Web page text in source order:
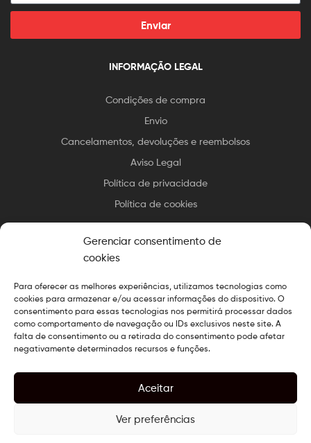
Gerenciar consentimento de
cookies
Para oferecer as melhores experiências, utilizamos tecnologias como
cookies para armazenar e/ou acessar informações do dispositivo. O
consentimento para essas tecnologias nos permitirá processar dados
como comportamento de navegação ou IDs exclusivos neste site. A
falta de consentimento ou a retirada do consentimento pode afetar
negativamente determinados recursos e funções.
Aceitar
Ver preferências
Enviar
INFORMAÇÃO LEGAL
Condições de compra
Envio
Cancelamentos, devoluções e reembolsos
Aviso Legal
Política de privacidade
Política de cookies
Direitos autorais © 2025 Essax.Todos os direitos reservados.
Design preparado porO Web Chef